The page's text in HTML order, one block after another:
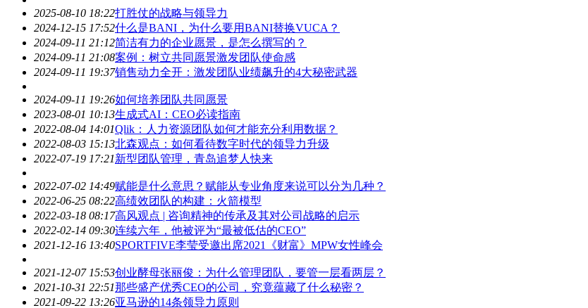
2025-08-10 18:22打胜仗的战略与领导力
2024-12-15 17:52什么是BANI，为什么要用BANI替换VUCA？
2024-09-11 21:12简洁有力的企业愿景，是怎么撰写的？
2024-09-11 21:08案例：树立共同愿景激发团队使命感
2024-09-11 19:37销售动力全开：激发团队业绩飙升的4大秘密武器
2024-09-11 19:26如何培养团队共同愿景
2023-08-01 10:13生成式AI：CEO必读指南
2022-08-04 14:01Qlik：人力资源团队如何才能充分利用数据？
2022-08-03 15:13北森观点：如何看待数字时代的领导力升级
2022-07-19 17:21新型团队管理，青岛追梦人快来
2022-07-02 14:49赋能是什么意思？赋能从专业角度来说可以分为几种？
2022-06-25 08:22高绩效团队的构建：火箭模型
2022-03-18 08:17高风观点 | 咨询精神的传承及其对公司战略的启示
2022-02-14 09:30连续六年，他被评为“最被低估的CEO”
2021-12-16 13:40SPORTFIVE李莹受邀出席2021《财富》MPW女性峰会
2021-12-07 15:53创业酵母张丽俊：为什么管理团队，要管一层看两层？
2021-10-31 22:51那些盛产优秀CEO的公司，究竟蕴藏了什么秘密？
2021-09-22 13:26亚马逊的14条领导力 原则